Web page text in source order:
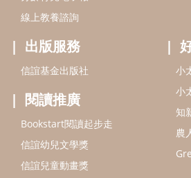
線上教養諮詢
出版服務
信誼基金出版社
閱讀推廣
Bookstart閱讀起步走
信誼幼兒文學獎
信誼兒童動畫獎
小
小
知
農